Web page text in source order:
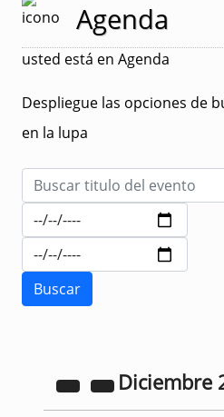
Agenda
usted está en Agenda
Despliegue las opciones de
en la lupa
Diciembre